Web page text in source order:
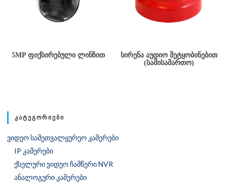
5MP ᲤᲘᲥᲡᲘᲠᲔᲑᲣᲚᲘ ᲚᲘᲜᲖᲘᲗ
ᲡᲘᲠᲔᲜᲐ ᲐᲣᲓᲘᲝ ᲨᲔᲢᲧᲝᲑᲘᲜᲔᲑᲘᲗ
(ᲡᲐᲛᲘᲡᲐᲛᲐᲠᲗᲝ)
ᲙᲐᲢᲔᲒᲝᲠᲘᲔᲑᲘ
ვიდეო სამეთვალყურეო კამერები
IP კამერები
ქსელური ვიდეო ჩამწერი NVR
ანალოგური კამერები